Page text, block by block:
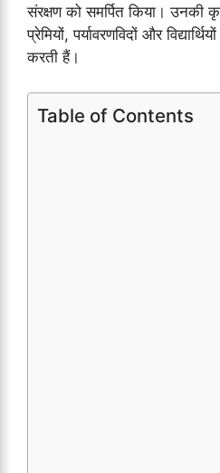
संरक्षण को समर्पित किया। उनकी
प्रेमियों, पर्यावरणविदों और
करती हैं।
Table of Contents